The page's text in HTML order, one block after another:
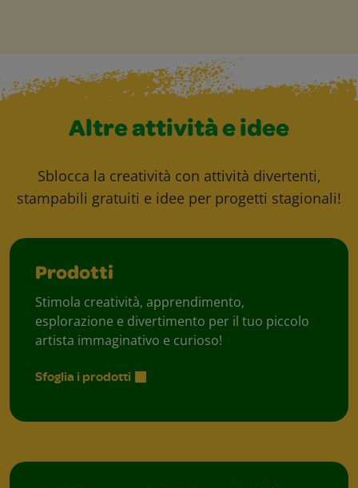
Altre attività e idee
Sblocca la creatività con attività divertenti,
stampabili gratuiti e idee per progetti stagionali!
Prodotti
Stimola creatività, apprendimento,
esplorazione e divertimento per il tuo piccolo
artista immaginativo e curioso!
Sfoglia i prodotti